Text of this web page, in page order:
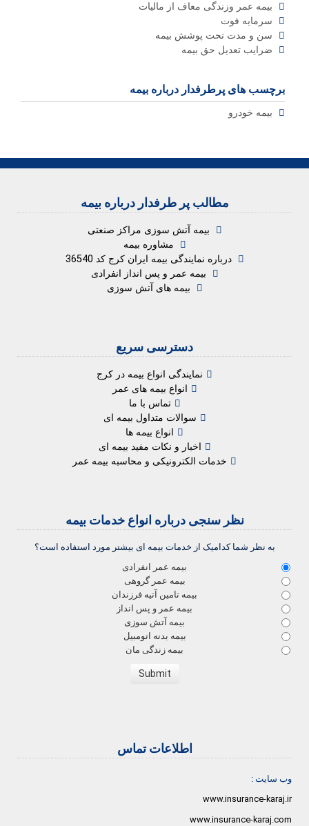
بیمه عمر وزندگی معاف از مالیات
سرمایه فوت
سن و مدت تحت پوشش بیمه
ضرایب تعدیل حق بیمه
برچسب های پرطرفدار درباره بیمه
بیمه خودرو
مطالب پر طرفدار درباره بیمه
بیمه آتش سوزی مراکز صنعتی
مشاوره بیمه
درباره نمایندگی بیمه ایران کرج کد 36540
بیمه عمر و پس انداز انفرادی
بیمه های آتش سوزی
دسترسی سریع
نمایندگی انواع بیمه در کرج
انواع بیمه های عمر
تماس با ما
سوالات متداول بیمه ای
انواع بیمه ها
اخبار و نکات مفید بیمه ای
خدمات الکترونیکی و محاسبه بیمه عمر
نظر سنجی درباره انواع خدمات بیمه
به نظر شما کدامیک از خدمات بیمه ای بیشتر مورد استفاده است؟
بیمه عمر انفرادی
بیمه عمر گروهی
بیمه تامین آتیه فرزندان
بیمه عمر و پس انداز
بیمه آتش سوزی
بیمه بدنه اتومبیل
بیمه زندگی مان
اطلاعات تماس
وب سایت :
www.insurance-karaj.ir
www.insurance-karaj.com